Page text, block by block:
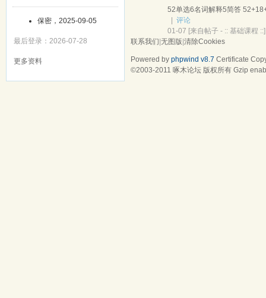
保密，2025-09-05
最后登录：2026-07-28
更多资料
52单选6名词解释5简答
| 评论
01-07 [来自帖子 - :: 基础课程 ::]
联系我们|无图版|清除Cookies
Powered by phpwind v8.7 Certificate
©2003-2011 啄木论坛 版权所有 Gzip